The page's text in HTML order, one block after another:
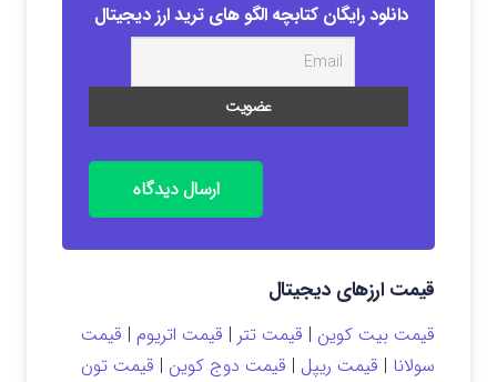
دانلود رایگان کتابچه الگو های ترید ارز دیجیتال
ارسال دیدگاه
قیمت ارزهای دیجیتال
قیمت بیت کوین | قیمت تتر | قیمت اتریوم | قیمت
سولانا | قیمت ریپل | قیمت دوج کوین | قیمت تون